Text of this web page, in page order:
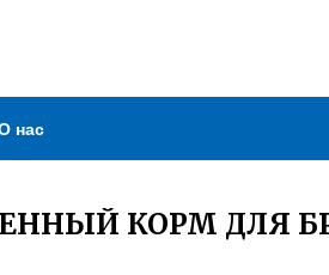
нас
КОРМ ДЛЯ